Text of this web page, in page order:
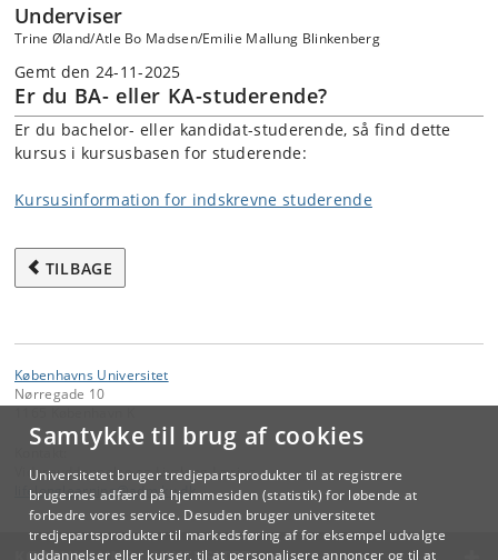
Samtykke til brug af cookies
Universitetet bruger tredjepartsprodukter til at registrere
brugernes adfærd på hjemmesiden (statistik) for løbende at
forbedre vores service. Desuden bruger universitetet
tredjepartsprodukter til markedsføring af for eksempel udvalgte
uddannelser eller kurser, til at personalisere annoncer og til at
Underviser
Trine Øland/Atle Bo Madsen/Emilie Mallung Blinkenberg
Gemt den 24-11-2025
Er du BA- eller KA-studerende?
Er du bachelor- eller kandidat-studerende, så find dette
kursus i kursusbasen for studerende:
Kursusinformation for indskrevne studerende
TILBAGE
Københavns Universitet
Nørregade 10
Videreuddannelse og Livslang Læring
lifelonglearning@adm.ku.dk